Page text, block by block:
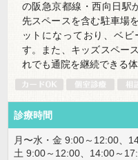
の阪急京都線・西向日駅
先スペースを含む駐車場
ットになっており、ベ
す。また、キッズスペー
れでも通院を継続できる
診療時間
月〜水・金 9:00～12:00、
土 9:00～12:00、14:00～